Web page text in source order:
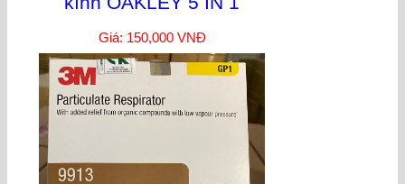
Giá: 150,000 VNĐ